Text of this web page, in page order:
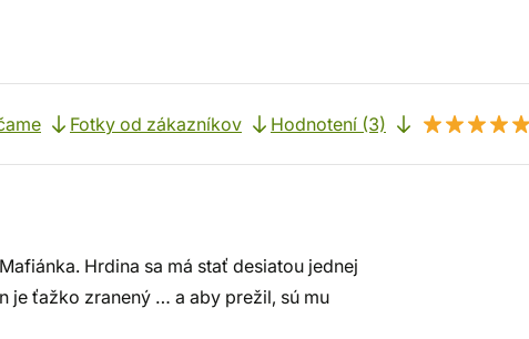
Fotky od zákazníkov Hodnotení (3)
Hrdina sa má stať desiatou jednej
je ťažko zranený … a aby prežil, sú mu